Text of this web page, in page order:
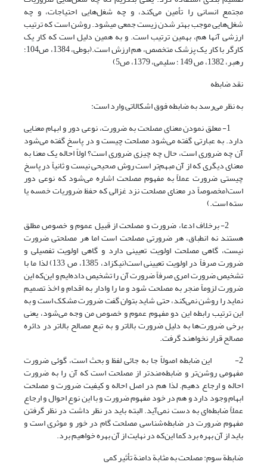
مجتمع انسانی را تأمین می‌کند، و چه شغل‌هایی احتیاجات، و چه
شغل‌هایی موجب بهتر شدن زیست جمعی می­شود. روشن است که ترتیب
ارزشی آنها هم، بهمین ترتیب است. و به همین دلیل است که کار یک
کارگر با کار یک پزشک متخصص، هم ارزش است.(بوطی، 1384، ص104؛
رهبر، 1382، ص 149 ؛ سلیمی، 1379، ص5)
نقد ضابطه
به نظر می‌رسد به ضابطه فوق اشکالاتی وارد است:
1- معلق نمودن معنای مصلحت به ضرورت، نوعی دور و ابهام معنایی
دارد. به عبارتی گفته می‌شود مصلحت چیست و در پاسخ گفته می‌شود
آن چه ضروری است، حال چه چیزی ضروری است؟ اولاً احاله یک معنا به
معنای دیگری که از آن مبهم‌تر است روش صحیحی نیست و ثانیاً در پاسخ
چیستی ضرورت عملاً به مفهوم مصلحت اشاره می‌شود که نوعی دور
است(مخصوصاً در معنای مصلحت نزد غزالی که حفظ ضروریات خمسه یا
سته است.)
2- برخلاف ادعا، ضرورت و مصلحت از قبیل عموم و خصوص مطلق
هستند نه انطباق، هر ضرورتی مصلحت است اما هر مصلحتی ضرورت
نیست، گاهی مصلحت اولویت تعیینی دارد و گاهی اولویت تفصیلی و
ضرورت صرفاً‌ در اولویت تعیینی است(نیکزاد، 1385، ص 133) لذا ما با
تشخیص ضرورت امری صرفاً ضرورت آن را تشخیص داده‌ایم و این‌که این
ضرورت لزوماً منجر به مصلحت شود و ما را وادار به اقدام و اخذ تصمیم
نماید را روشن نمی‌کند، حتی شاید بتوان گفت ضرورت مشکک است و به
این ترتیب رابطه این دو مفهوم عموم و خصوص من وجه می‌شود، یعنی
برخی ضرورت‌ها به دلیل ضرورت بالاتر و به تبع مصالح بالاتر در دائره
مصالح قرار نخواهند گرفت.
2- این ضابطه اصولاً جا به جائی لفظ و بحث است، گوئی ضرورت
مفهومی روشن‌تر و ضابطه‌مندتر از مصلحت است که آن را به ضرورت
احاله و ارجاع دهیم. لذا هم در اصل احاله و کیفیت ضرورت و مصلحت
ابهام وجود دارد و هم در خود مفهوم ضرورت و با این نوع احوال و ارجاع
عملاً ضابطه‌ای به دست نمی‌آید. البته باید در نظر داشت در نظر گرفتن
مفهوم ضرورت در ضابطه‌شناسی مصلحت گام در خور و موثری است و
باید از آن بهره برد کما این‌که در نهایت از آن بهره خواهیم برد.
ضابطة سوم: مصلحت به مثابة دامنة تأثیر کمی